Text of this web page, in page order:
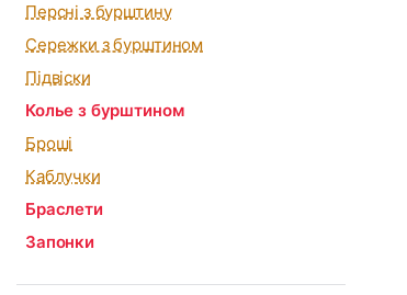
Персні з бурштину
Сережки з бурштином
Підвіски
Колье з бурштином
Броші
Каблучки
Браслети
Запонки